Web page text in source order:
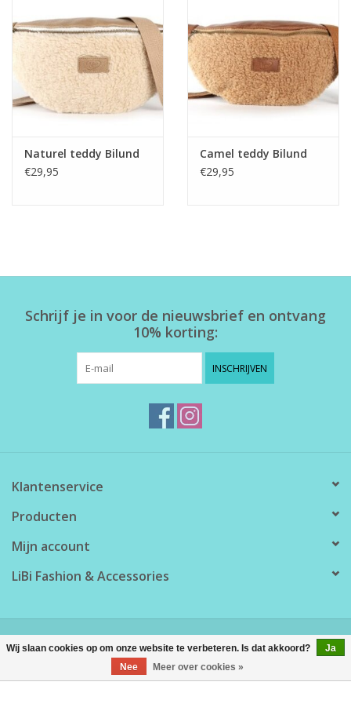
Home deco
SALE
Naturel teddy Bilund
€29,95
Camel teddy Bilund
€29,95
Schrijf je in voor de nieuwsbrief en ontvang
10% korting:
INSCHRIJVEN
Klantenservice
Producten
Mijn account
LiBi Fashion & Accessories
Lightspeed
Wij slaan cookies op om onze website te verbeteren. Is dat akkoord?
Ja
Nee
Meer over cookies »